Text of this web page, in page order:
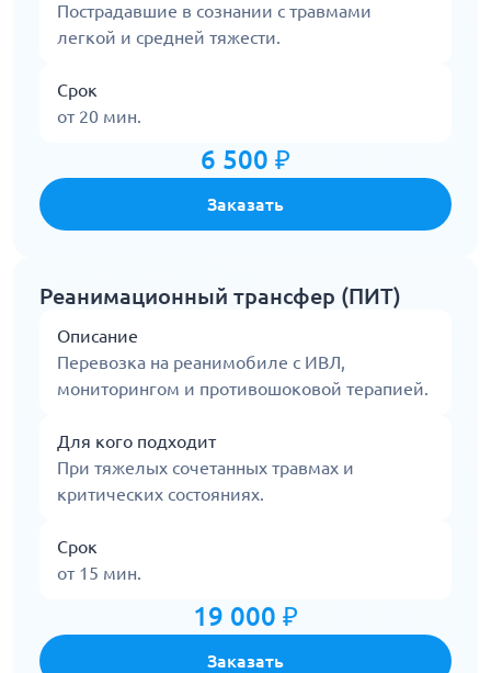
Пострадавшие в сознании с травмами
легкой и средней тяжести.
Срок
от 20 мин.
6 500 ₽
Заказать
Реанимационный трансфер (ПИТ)
Описание
Перевозка на реанимобиле с ИВЛ,
мониторингом и противошоковой терапией.
Для кого подходит
При тяжелых сочетанных травмах и
критических состояниях.
Срок
от 15 мин.
19 000 ₽
Заказать